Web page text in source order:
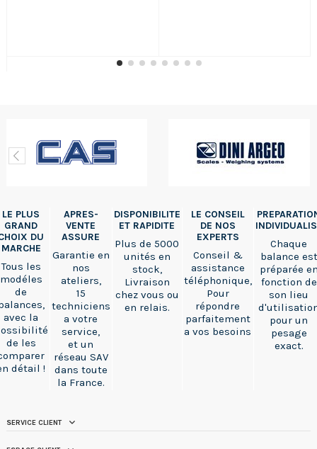
LE PLUS
GRAND
DU
MARCHE
Tous les
modéles
de
avec la
de les
détail !
APRES-
VENTE
ASSURE
Garantie en
nos
ateliers,
15
techniciens
a votre
service,
et un
réseau SAV
dans toute
la France.
DISPONIBILITE
ET RAPIDITE
Plus de 5000
unités en
stock,
Livraison
chez vous ou
en relais.
LE CONSEIL
DE NOS
EXPERTS
Conseil &
assistance
téléphonique,
Pour
répondre
parfaitement
a vos besoins
Chaque
balance est
préparée
fonction de
son lieu
pour un
pesage
exact.
SERVICE CLIENT